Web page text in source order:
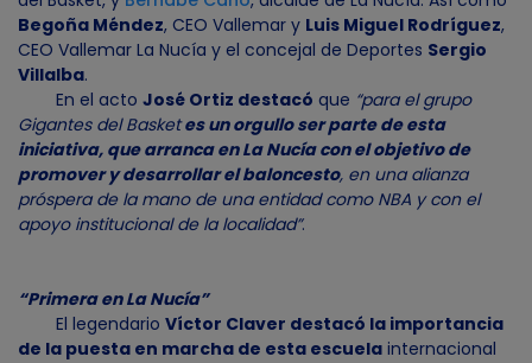
Begoña Méndez, CEO Vallemar y Luis Miguel Rodríguez,
CEO Vallemar La Nucía y el concejal de Deportes Sergio
Villalba.
En el acto José Ortiz destacó que “para el grupo
Gigantes del Basketes un orgullo ser parte de esta
iniciativa, que arranca en La Nucía con el objetivo de
promover y desarrollar el baloncesto, en una alianza
próspera de la mano de una entidad como NBA y con el
apoyo institucional de la localidad”.
“Primera en La Nucía”
El legendario Víctor Claver destacó la importancia
de la puesta en marcha de esta escuela internacional